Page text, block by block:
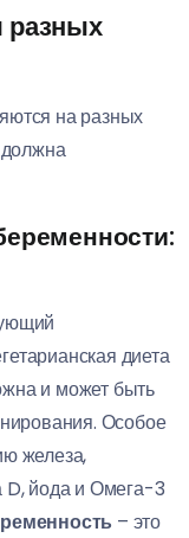
разных
на разных
должна
диета
и может быть
Особое
железа,
D, йода и Омега-3
– это